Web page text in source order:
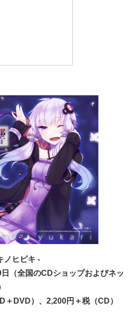
ノヒビキ -
（全国のCDショップおよびネッ
＋DVD）、2,200円＋税（CD）